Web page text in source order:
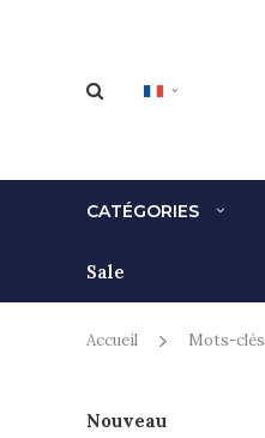
CATÉGORIES
Sale
Accueil Mots-clés
Nouveau